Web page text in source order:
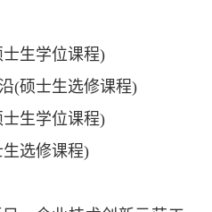
士生学位课程)
(硕士生选修课程)
士生学位课程)
选修课程)